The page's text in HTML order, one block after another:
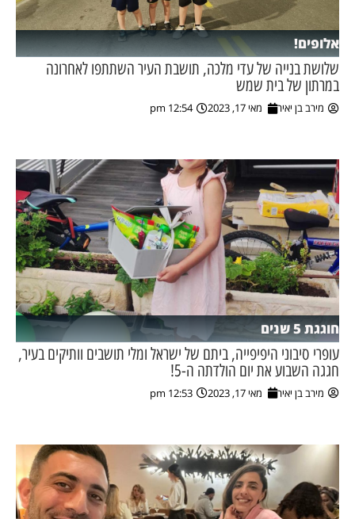
אלופים!
שלושת בנייה של עדי מלכה, תושבת העיר השתתפו לאחרונה
במרתון של בית שמש
מירב בן יאיר מאי 17, 2023 12:54 pm
חוגגת 5 שנים
עופרי סיבוני היפיפייה, ביתם של ישראל ומלי תושבים וותיקים בעיר,
חגגה השבוע את יום הולדתה ה-5!
מירב בן יאיר מאי 17, 2023 12:53 pm